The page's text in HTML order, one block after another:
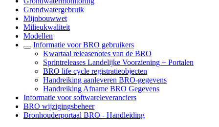
Grondwatergebruik
Mijnbouwwet
Milieukwaliteit
Modellen
Informatie voor BRO gebruikers
Kwartaal releasenotes van de BRO
Sprintreleases Landelijke Voorziening + Portalen
BRO life cycle registratieobjecten
Handreiking aanleveren BRO-gegevens
Handreiking Afname BRO Gegevens
Informatie voor softwareleveranciers
BRO wijzigingsbeheer
Bronhouderportaal BRO - Handleiding